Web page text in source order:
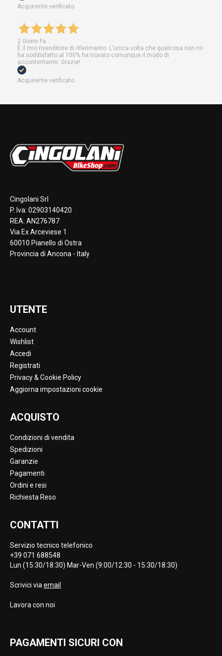
Acquirente verificato
2 Giorni Fa
È il mio rivenditore di riferimento. L'unica volta che qualcosa non mi
ha soddisfatto al 100% ha trovato comunque il modo di
accontentarmi. Grazie!
Acquirente verificato
Cingolani Srl
P. Iva: 02903140420
REA: AN276787
Via Ex Arceviese 1
60010 Pianello di Ostra
Provincia di Ancona - Italy
UTENTE
Account
Wishlist
Accedi
Registrati
Privacy & Cookie Policy
Aggiorna impostazioni cookie
ACQUISTO
Condizioni di vendita
Spedizioni
Garanzie
Pagamenti
Ordini e resi
Richiesta Reso
CONTATTI
Servizio tecnico telefonico
+39 071 688548
Lun (15:30/18:30) Mar-Ven (9:00/12:30 - 15:30/18:30)
Scrivici via email
Lavora con noi
PAGAMENTI SICURI CON